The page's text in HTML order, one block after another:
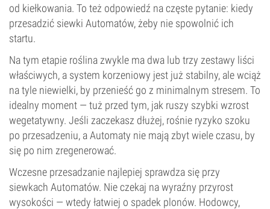
od kiełkowania. To też odpowiedź na częste pytanie: kiedy
przesadzić siewki Automatów, żeby nie spowolnić ich
startu.
Na tym etapie roślina zwykle ma dwa lub trzy zestawy liści
właściwych, a system korzeniowy jest już stabilny, ale wciąż
na tyle niewielki, by przenieść go z minimalnym stresem. To
idealny moment — tuż przed tym, jak ruszy szybki wzrost
wegetatywny. Jeśli zaczekasz dłużej, rośnie ryzyko szoku
po przesadzeniu, a Automaty nie mają zbyt wiele czasu, by
się po nim zregenerować.
Wczesne przesadzanie najlepiej sprawdza się przy
siewkach Automatów. Nie czekaj na wyraźny przyrost
wysokości — wtedy łatwiej o spadek plonów. Hodowcy,